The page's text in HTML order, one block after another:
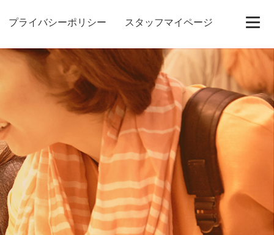
プライバシーポリシー スタッフマイページ